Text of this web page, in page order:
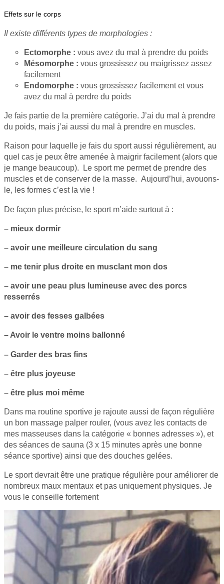
Effets sur le corps
Il existe différents types de morphologies :
Ectomorphe : vous avez du mal à prendre du poids
Mésomorphe : vous grossissez ou maigrissez assez
facilement
Endomorphe : vous grossissez facilement et vous
avez du mal à perdre du poids
Je fais partie de la première catégorie. J’ai du mal à prendre
du poids, mais j’ai aussi du mal à prendre en muscles.
Raison pour laquelle je fais du sport aussi régulièrement, au
quel cas je peux être amenée à maigrir facilement (alors que
je mange beaucoup). Le sport me permet de prendre des
muscles et de conserver de la masse. Aujourd’hui, avouons-
le, les formes c’est la vie !
De façon plus précise, le sport m’aide surtout à :
– mieux dormir
– avoir une meilleure circulation du sang
– me tenir plus droite en musclant mon dos
– avoir une peau plus lumineuse avec des porcs
resserrés
– avoir des fesses galbées
– Avoir le ventre moins ballonné
– Garder des bras fins
– être plus joyeuse
– être plus moi même
Dans ma routine sportive je rajoute aussi de façon régulière
un bon massage palper rouler, (vous avez les contacts de
mes masseuses dans la catégorie « bonnes adresses »), et
des séances de sauna (3 x 15 minutes après une bonne
séance sportive) ainsi que des douches gelées.
Le sport devrait être une pratique régulière pour améliorer de
nombreux maux mentaux et pas uniquement physiques. Je
vous le conseille fortement